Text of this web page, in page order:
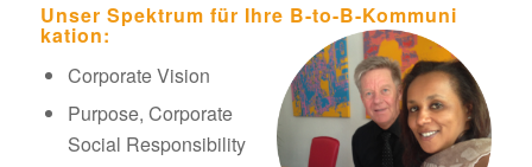
Unser Spektrum für Ihre B-to-B-Kommuni
kation:
Corporate Vision
Purpose, Corporate
Social Responsibility